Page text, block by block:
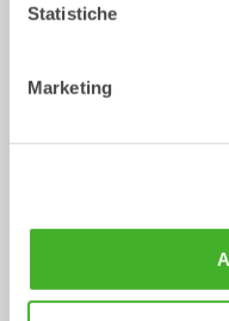
Statistiche
Marketing
Attrezzature idrauliche